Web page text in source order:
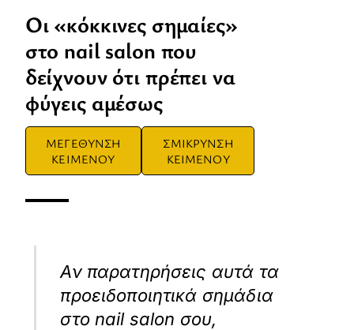
Οι «κόκκινες σημαίες»
στο nail salon που
δείχνουν ότι πρέπει να
φύγεις αμέσως
ΜΕΓΕΘΥΝΣΗ
ΚΕΙΜΕΝΟΥ
ΣΜΙΚΡΥΝΣΗ
ΚΕΙΜΕΝΟΥ
Αν παρατηρήσεις αυτά τα
προειδοποιητικά σημάδια
στο nail salon σου,